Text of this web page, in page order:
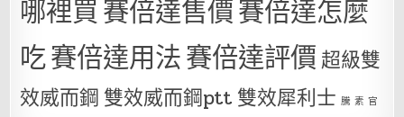
哪裡買賽倍達售價賽倍達怎麼
吃賽倍達用法賽倍達評價超級雙
效威而鋼 雙效威而鋼ptt 雙效犀利士 騰 素 官